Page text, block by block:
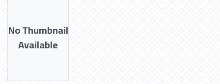
No Thumbnail
Available